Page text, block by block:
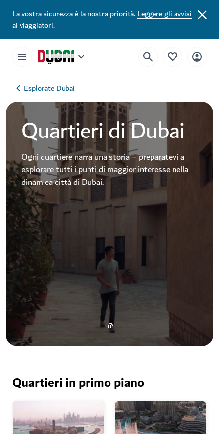
La vostra sicurezza è la nostra priorità.Leggere gli avvisi
ai viaggiatori.
Esplorate Dubai
Quartieri di Dubai
Ogni quartiere narra una storia – preparatevi a
esplorare tutti i punti di maggior interesse nella
dinamica città di Dubai.
Quartieri in primo piano